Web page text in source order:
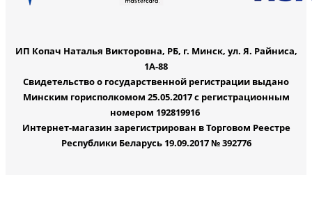
ИП Копач Наталья Викторовна, РБ, г. Минск, ул. Я. Райниса,
1А-88
Свидетельство о государственной регистрации выдано
Минским горисполкомом 25.05.2017 с регистрационным
номером 192819916
Интернет-магазин зарегистрирован в Торговом Реестре
Республики Беларусь 19.09.2017 № 392776